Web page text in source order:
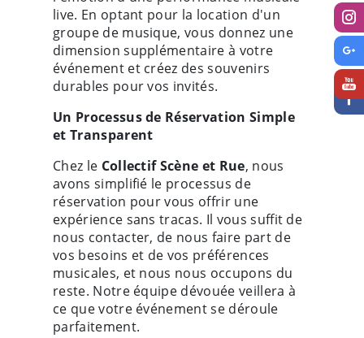
live. En optant pour la location d'un
groupe de musique, vous donnez une
dimension supplémentaire à votre
événement et créez des souvenirs
durables pour vos invités.
Un Processus de Réservation Simple
et Transparent
Chez le Collectif Scène et Rue, nous
avons simplifié le processus de
réservation pour vous offrir une
expérience sans tracas. Il vous suffit de
nous contacter, de nous faire part de
vos besoins et de vos préférences
musicales, et nous nous occupons du
reste. Notre équipe dévouée veillera à
ce que votre événement se déroule
parfaitement.